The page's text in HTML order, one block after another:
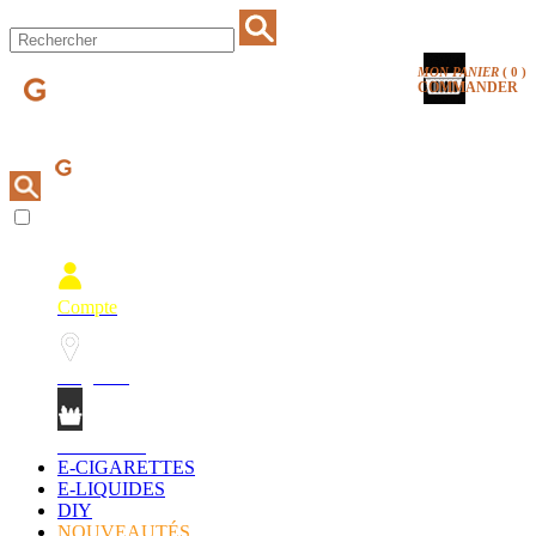
MON PANIER ( 0 )
COMMANDER
Compte
E-CIGARETTES
E-LIQUIDES
DIY
NOUVEAUTÉS